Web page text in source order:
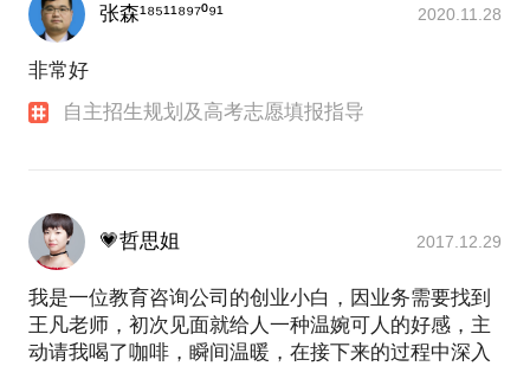
张森¹⁸⁵¹¹⁸⁹⁷⁰⁹¹ 2020.11.28
非常好
自主招生规划及高考志愿填报指导
💗哲思姐 2017.12.29
我是一位教育咨询公司的创业小白，因业务需要找到
王凡老师，初次见面就给人一种温婉可人的好感，主
动请我喝了咖啡，瞬间温暖，在接下来的过程中深入